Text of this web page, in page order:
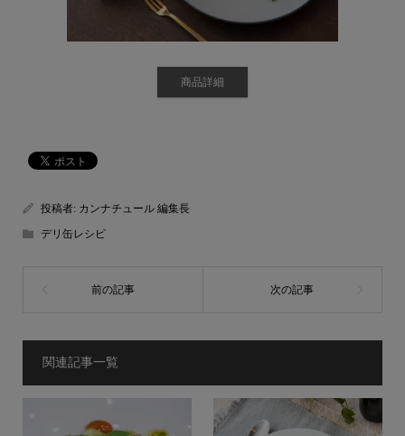
商品詳細
投稿者: カンナチュール 編集長
デリ缶レシピ
関連記事一覧